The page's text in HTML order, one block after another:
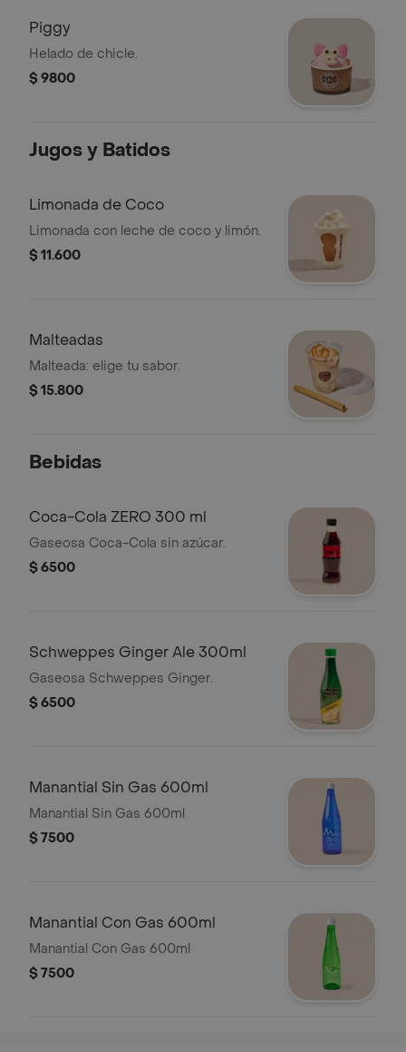
Piggy
Helado de chicle.
$ 9800
Jugos y Batidos
Limonada de Coco
Limonada con leche de coco y limón.
$ 11.600
Malteadas
Malteada: elige tu sabor.
$ 15.800
Bebidas
Coca-Cola ZERO 300 ml
Gaseosa Coca-Cola sin azúcar.
$ 6500
Schweppes Ginger Ale 300ml
Gaseosa Schweppes Ginger.
$ 6500
Manantial Sin Gas 600ml
Manantial Sin Gas 600ml
$ 7500
Manantial Con Gas 600ml
Manantial Con Gas 600ml
$ 7500